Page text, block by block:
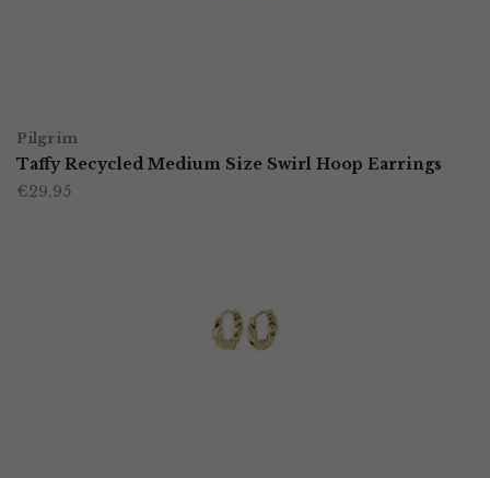
op
de
productpagina
Pilgrim
Taffy Recycled Medium Size Swirl Hoop Earrings
€29,95